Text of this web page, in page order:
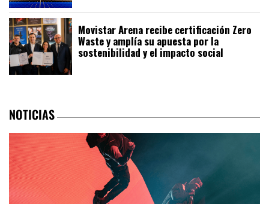
Movistar Arena recibe certificación Zero
Waste y amplía su apuesta por la
sostenibilidad y el impacto social
NOTICIAS